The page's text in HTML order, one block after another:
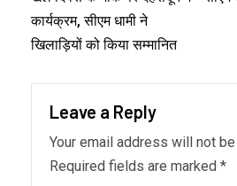
कार्यक्रम, सीएम धामी ने
खिलाड़ियों को किया सम्मानित
Leave a Reply
Your email address will not
Required fields are marked *